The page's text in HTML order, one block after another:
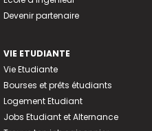
Devenir partenaire
VIE ETUDIANTE
Vie Etudiante
Bourses et prêts étudiants
Logement Etudiant
Jobs Etudiant et Alternance